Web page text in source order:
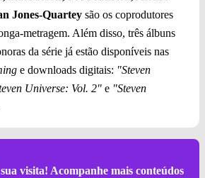
Jones-Quartey são os coprodutores
metragem. Além disso, três álbuns
da série já estão disponíveis nas
e downloads digitais: "Steven
Universe: Vol. 2" e "Steven
visita! Acompanhe mais conteúdos